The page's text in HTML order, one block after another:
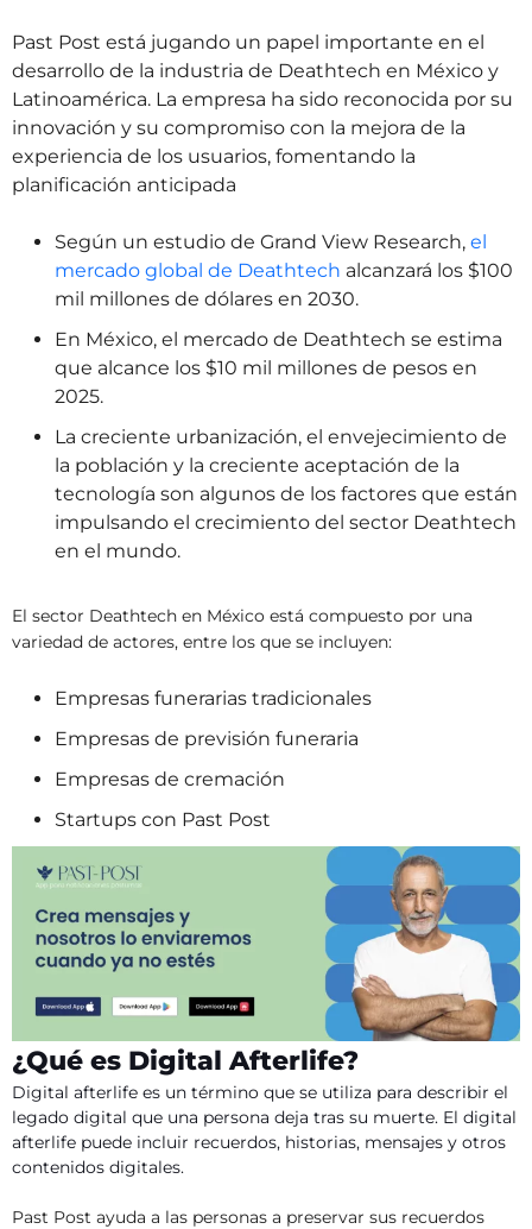
Past Post está jugando un papel importante en el
desarrollo de la industria de Deathtech en México y
Latinoamérica. La empresa ha sido reconocida por su
innovación y su compromiso con la mejora de la
experiencia de los usuarios, fomentando la
planificación anticipada
Según un estudio de Grand View Research, el
mercado global de Deathtech alcanzará los $100
mil millones de dólares en 2030.
En México, el mercado de Deathtech se estima
que alcance los $10 mil millones de pesos en
2025.
La creciente urbanización, el envejecimiento de
la población y la creciente aceptación de la
tecnología son algunos de los factores que están
impulsando el crecimiento del sector Deathtech
en el mundo.
El sector Deathtech en México está compuesto por una
variedad de actores, entre los que se incluyen:
Empresas funerarias tradicionales
Empresas de previsión funeraria
Empresas de cremación
Startups con Past Post
¿Qué es Digital Afterlife?
Digital afterlife es un término que se utiliza para describir el
legado digital que una persona deja tras su muerte. El digital
afterlife puede incluir recuerdos, historias, mensajes y otros
contenidos digitales.
Past Post ayuda a las personas a preservar sus recuerdos